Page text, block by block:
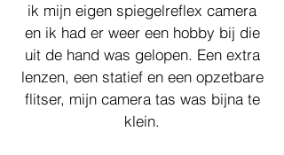
ik mijn eigen spiegelreflex camera
en ik had er weer een hobby bij die
uit de hand was gelopen. Een extra
lenzen, een statief en een opzetbare
flitser, mijn camera tas was bijna te
klein.